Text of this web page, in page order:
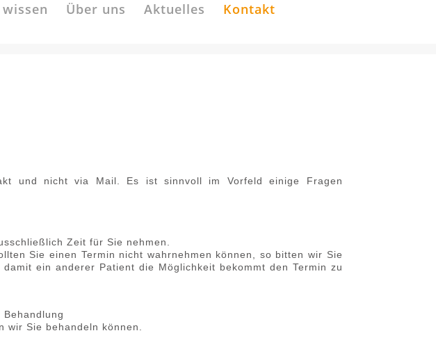
Über uns Aktuelles Kontakt
und nicht via Mail. Es ist sinnvoll im Vorfeld einige Fragen
Zeit für Sie nehmen.
Sie einen Termin nicht wahrnehmen können, so bitten wir Sie
ein anderer Patient die Möglichkeit bekommt den Termin zu
Sie behandeln können.